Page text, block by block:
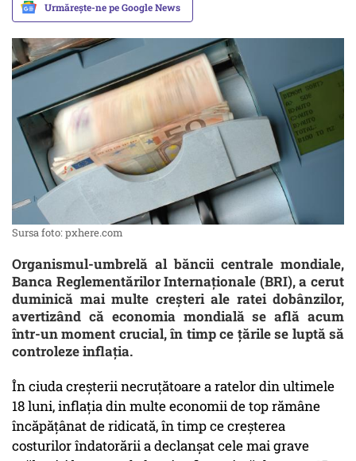
Urmărește-ne pe Google News
Sursa foto: pxhere.com
Organismul-umbrelă al băncii centrale mondiale,
Banca Reglementărilor Internaționale (BRI), a cerut
duminică mai multe creșteri ale ratei dobânzilor,
avertizând că economia mondială se află acum
într-un moment crucial, în timp ce țările se luptă să
controleze inflația.
În ciuda creșterii necruțătoare a ratelor din ultimele
18 luni, inflația din multe economii de top rămâne
încăpățânat de ridicată, în timp ce creșterea
costurilor îndatorării a declanșat cele mai grave